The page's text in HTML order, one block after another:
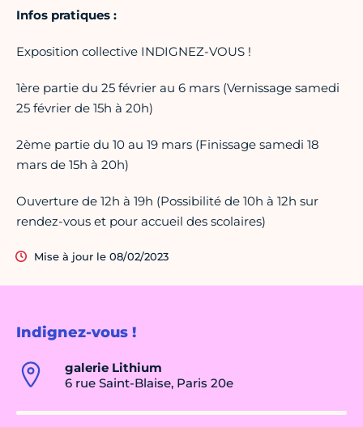
Indignez-vous !
galerie Lithium
6 rue Saint-Blaise, Paris 20e
Infos pratiques :
Exposition collective INDIGNEZ-VOUS !
1ère partie du 25 février au 6 mars (Vernissage samedi
25 février de 15h à 20h)
2ème partie du 10 au 19 mars (Finissage samedi 18
mars de 15h à 20h)
Ouverture de 12h à 19h (Possibilité de 10h à 12h sur
rendez-vous et pour accueil des scolaires)
Mise à jour le 08/02/2023